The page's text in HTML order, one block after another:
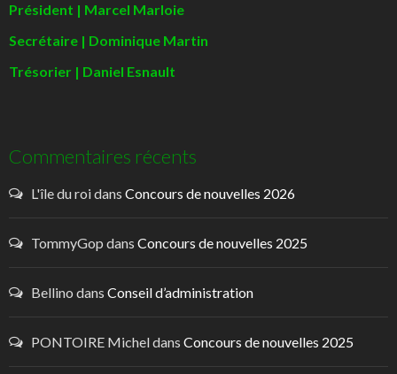
Président | Marcel Marloie
Secrétaire | Dominique Martin
Trésorier | Daniel Esnault
Commentaires récents
L'île du roidans Concours de nouvelles 2026
TommyGop dans Concours de nouvelles 2025
Bellino dans Conseil d’administration
PONTOIRE Micheldans Concours de nouvelles 2025